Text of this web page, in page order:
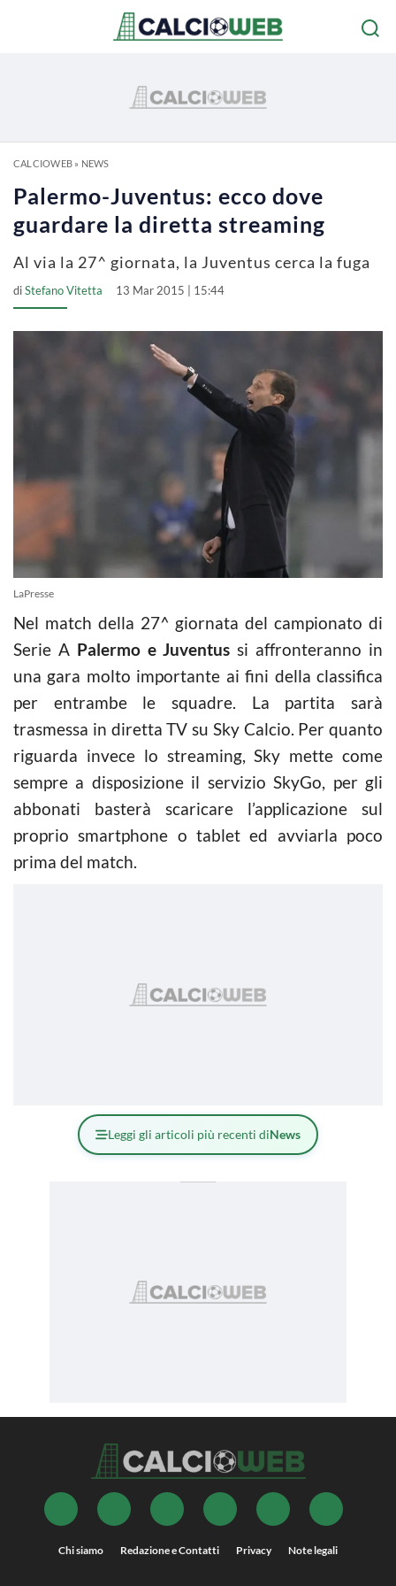
CALCIOWEB» NEWS
Palermo-Juventus: ecco dove
guardare la diretta streaming
Al via la 27^ giornata, la Juventus cerca la fuga
diStefano Vitetta 13 Mar 2015 | 15:44
LaPresse
Nel match della 27^ giornata del campionato di
Serie APalermo e Juventussi affronteranno in
una gara molto importante ai fini della classifica
per entrambe le squadre. La partita sarà
trasmessa in diretta TV su Sky Calcio. Per quanto
riguarda invece lo streaming, Sky mette come
sempre a disposizione il servizio SkyGo, per gli
abbonati basterà scaricare l’applicazione sul
proprio smartphone o tablet ed avviarla poco
prima del match.
Leggi gli articoli più recenti diNews
Chi siamo Redazione e Contatti Privacy Note legali